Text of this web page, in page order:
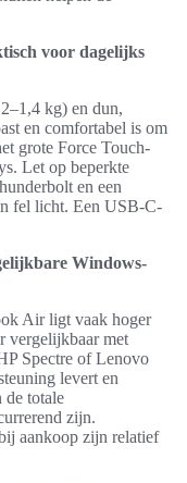
voor dagelijks
kg) en dun,
en comfortabel is om
grote Force Touch-
Let op beperkte
en een
fel licht. Een USB-C-
Windows-
Air ligt vaak hoger
vergelijkbaar met
Spectre of Lenovo
levert en
de totale
zijn.
aankoop zijn relatief